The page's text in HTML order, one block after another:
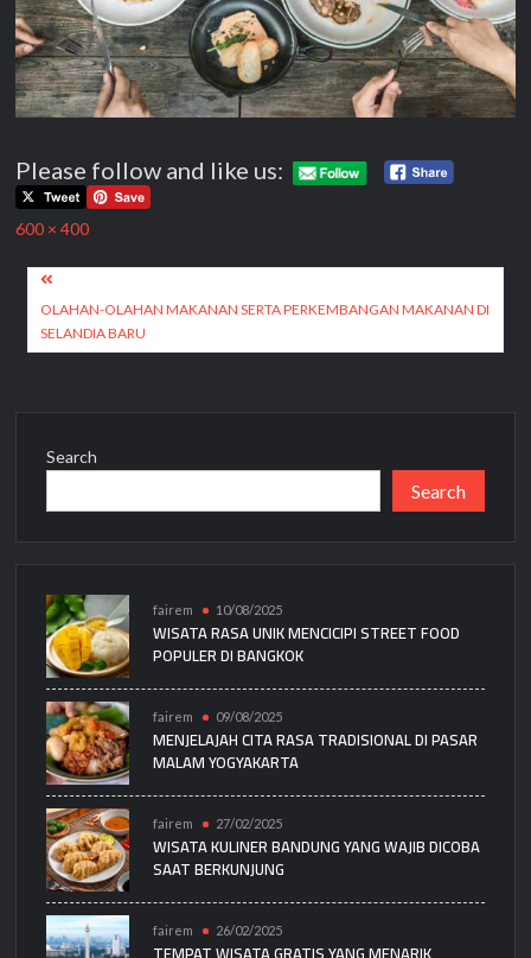
Please follow and like us:
Full
600 × 400
Post
navigation
OLAHAN-OLAHAN MAKANAN SERTA PERKEMBANGAN MAKANAN DI
SELANDIA BARU
Search
Search
fairem 10/08/2025
WISATA RASA UNIK MENCICIPI STREET FOOD
POPULER DI BANGKOK
fairem 09/08/2025
MENJELAJAH CITA RASA TRADISIONAL DI PASAR
MALAM YOGYAKARTA
fairem 27/02/2025
WISATA KULINER BANDUNG YANG WAJIB DICOBA
SAAT BERKUNJUNG
fairem 26/02/2025